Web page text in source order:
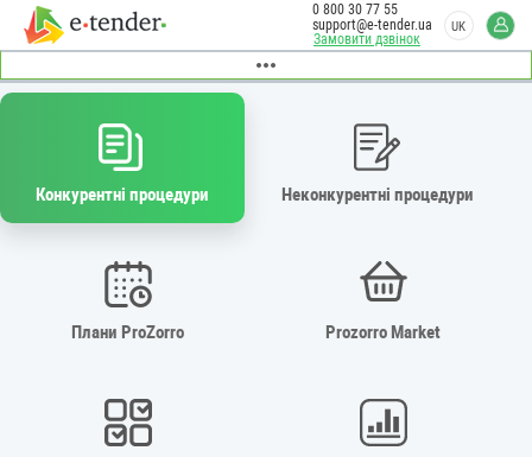
Замовити дзвінок
0 800 30 77 55
support@e-tender.ua
UK
Конкурентні процедури Неконкурентні процедури
Плани ProZorro Prozorro Market